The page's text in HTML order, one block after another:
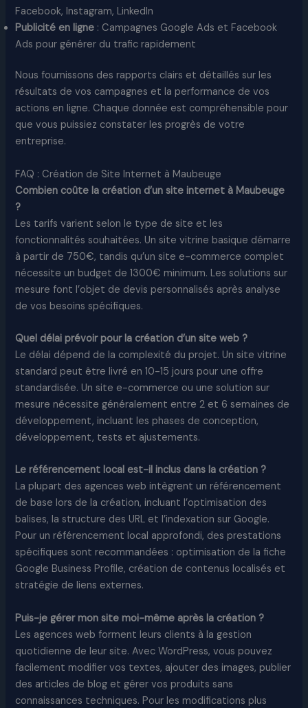
Facebook, Instagram, LinkedIn
Publicité en ligne : Campagnes Google Ads et Facebook
Ads pour générer du trafic rapidement
Nous fournissons des rapports clairs et détaillés sur les
résultats de vos campagnes et la performance de vos
actions en ligne. Chaque donnée est compréhensible pour
que vous puissiez constater les progrès de votre
entreprise.​
FAQ : Création de Site Internet à Maubeuge
Combien coûte la création d’un site internet à Maubeuge
?
Les tarifs varient selon le type de site et les
fonctionnalités souhaitées. Un site vitrine basique démarre
à partir de 750€, tandis qu’un site e-commerce complet
nécessite un budget de 1300€ minimum. Les solutions sur
mesure font l’objet de devis personnalisés après analyse
de vos besoins spécifiques.​
Quel délai prévoir pour la création d’un site web ?
Le délai dépend de la complexité du projet. Un site vitrine
standard peut être livré en 10-15 jours pour une offre
standardisée. Un site e-commerce ou une solution sur
mesure nécessite généralement entre 2 et 6 semaines de
développement, incluant les phases de conception,
développement, tests et ajustements.​
Le référencement local est-il inclus dans la création ?
La plupart des agences web intègrent un référencement
de base lors de la création, incluant l’optimisation des
balises, la structure des URL et l’indexation sur Google.
Pour un référencement local approfondi, des prestations
spécifiques sont recommandées : optimisation de la fiche
Google Business Profile, création de contenus localisés et
stratégie de liens externes.​
Puis-je gérer mon site moi-même après la création ?
Les agences web forment leurs clients à la gestion
quotidienne de leur site. Avec WordPress, vous pouvez
facilement modifier vos textes, ajouter des images, publier
des articles de blog et gérer vos produits sans
connaissances techniques. Pour les modifications plus